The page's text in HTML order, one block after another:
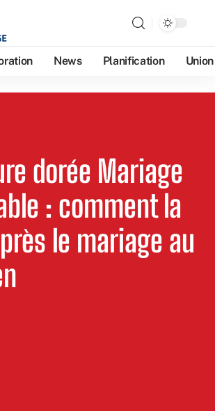
News Planification Union
dorée Mariage
: comment la
le mariage au